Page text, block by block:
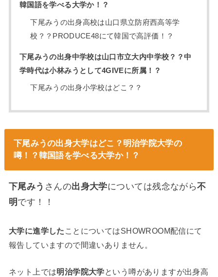
韓国語を学べる大学か！？
下尾みうの出身高校は山口県立防府西高等学
校？？PRODUCE48にて韓国で高評価！？
下尾みうの出身中学校は山口市立大内中学校？？中
学時代は小林みうとして4GIVEに所属！？
下尾みうの出身小学校はどこ？？
下尾みうの出身大学はどこ？明治学院大学の
噂！？韓国語を学べる大学か！？
下尾みう さんの出身大学については残念ながら不
明 です！！
大学に進学した ことについてはSHOWROOM配信にて
報告していますので間違いありません。
ネット上では明治学院大学という噂がありますが出身高